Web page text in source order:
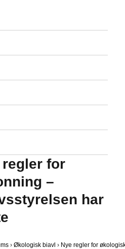
for
–
har
› Økologisk biavl › Nye regler for